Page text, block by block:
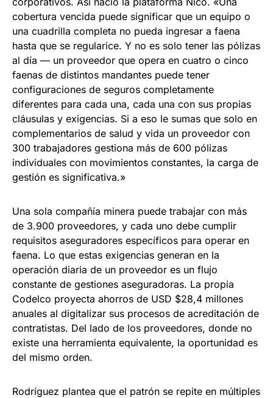
cobertura vencida puede significar que un equipo o
una cuadrilla completa no pueda ingresar a faena
hasta que se regularice. Y no es solo tener las pólizas
al día — un proveedor que opera en cuatro o cinco
faenas de distintos mandantes puede tener
configuraciones de seguros completamente
diferentes para cada una, cada una con sus propias
cláusulas y exigencias. Si a eso le sumas que solo en
complementarios de salud y vida un proveedor con
300 trabajadores gestiona más de 600 pólizas
individuales con movimientos constantes, la carga de
gestión es significativa.»
Una sola compañía minera puede trabajar con más
de 3.900 proveedores, y cada uno debe cumplir
requisitos aseguradores específicos para operar en
faena. Lo que estas exigencias generan en la
operación diaria de un proveedor es un flujo
constante de gestiones aseguradoras. La propia
Codelco proyecta ahorros de USD $28,4 millones
anuales al digitalizar sus procesos de acreditación de
contratistas. Del lado de los proveedores, donde no
existe una herramienta equivalente, la oportunidad es
del mismo orden.
Rodríguez plantea que el patrón se repite en múltiples